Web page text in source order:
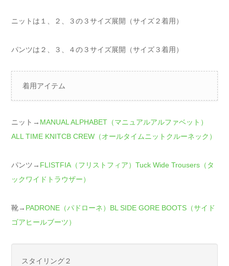
ニットは１、２、３の３サイズ展開（サイズ２着用）
パンツは２、３、４の３サイズ展開（サイズ３着用）
着用アイテム
ニット→ MANUAL ALPHABET（マニュアルアルファベット）
ALL TIME KNITCB CREW（オールタイムニットクルーネック）
パンツ→ FLISTFIA（フリストフィア）Tuck Wide Trousers（タ
ックワイドトラウザー）
靴→ PADRONE（パドローネ）BL SIDE GORE BOOTS（サイド
ゴアヒールブーツ）
スタイリング２